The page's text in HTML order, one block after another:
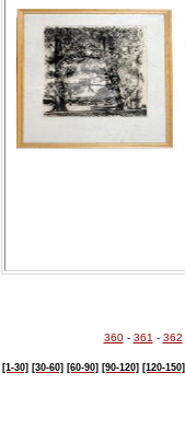
360- 361 - 362
[1-30] [30-60] [60-90] [90-120] [120-150]